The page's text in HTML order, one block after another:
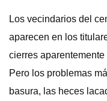
Los vecindarios del
aparecen en los
cierres
Pero los problemas
basura, las heces